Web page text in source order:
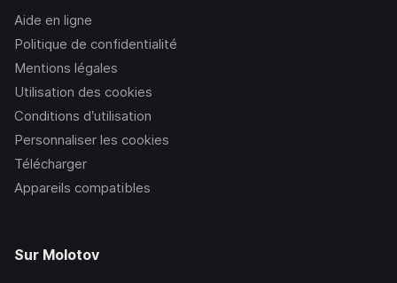
Aide en ligne
Politique de confidentialité
Mentions légales
Utilisation des cookies
Conditions d’utilisation
Personnaliser les cookies
Télécharger
Appareils compatibles
Sur Molotov